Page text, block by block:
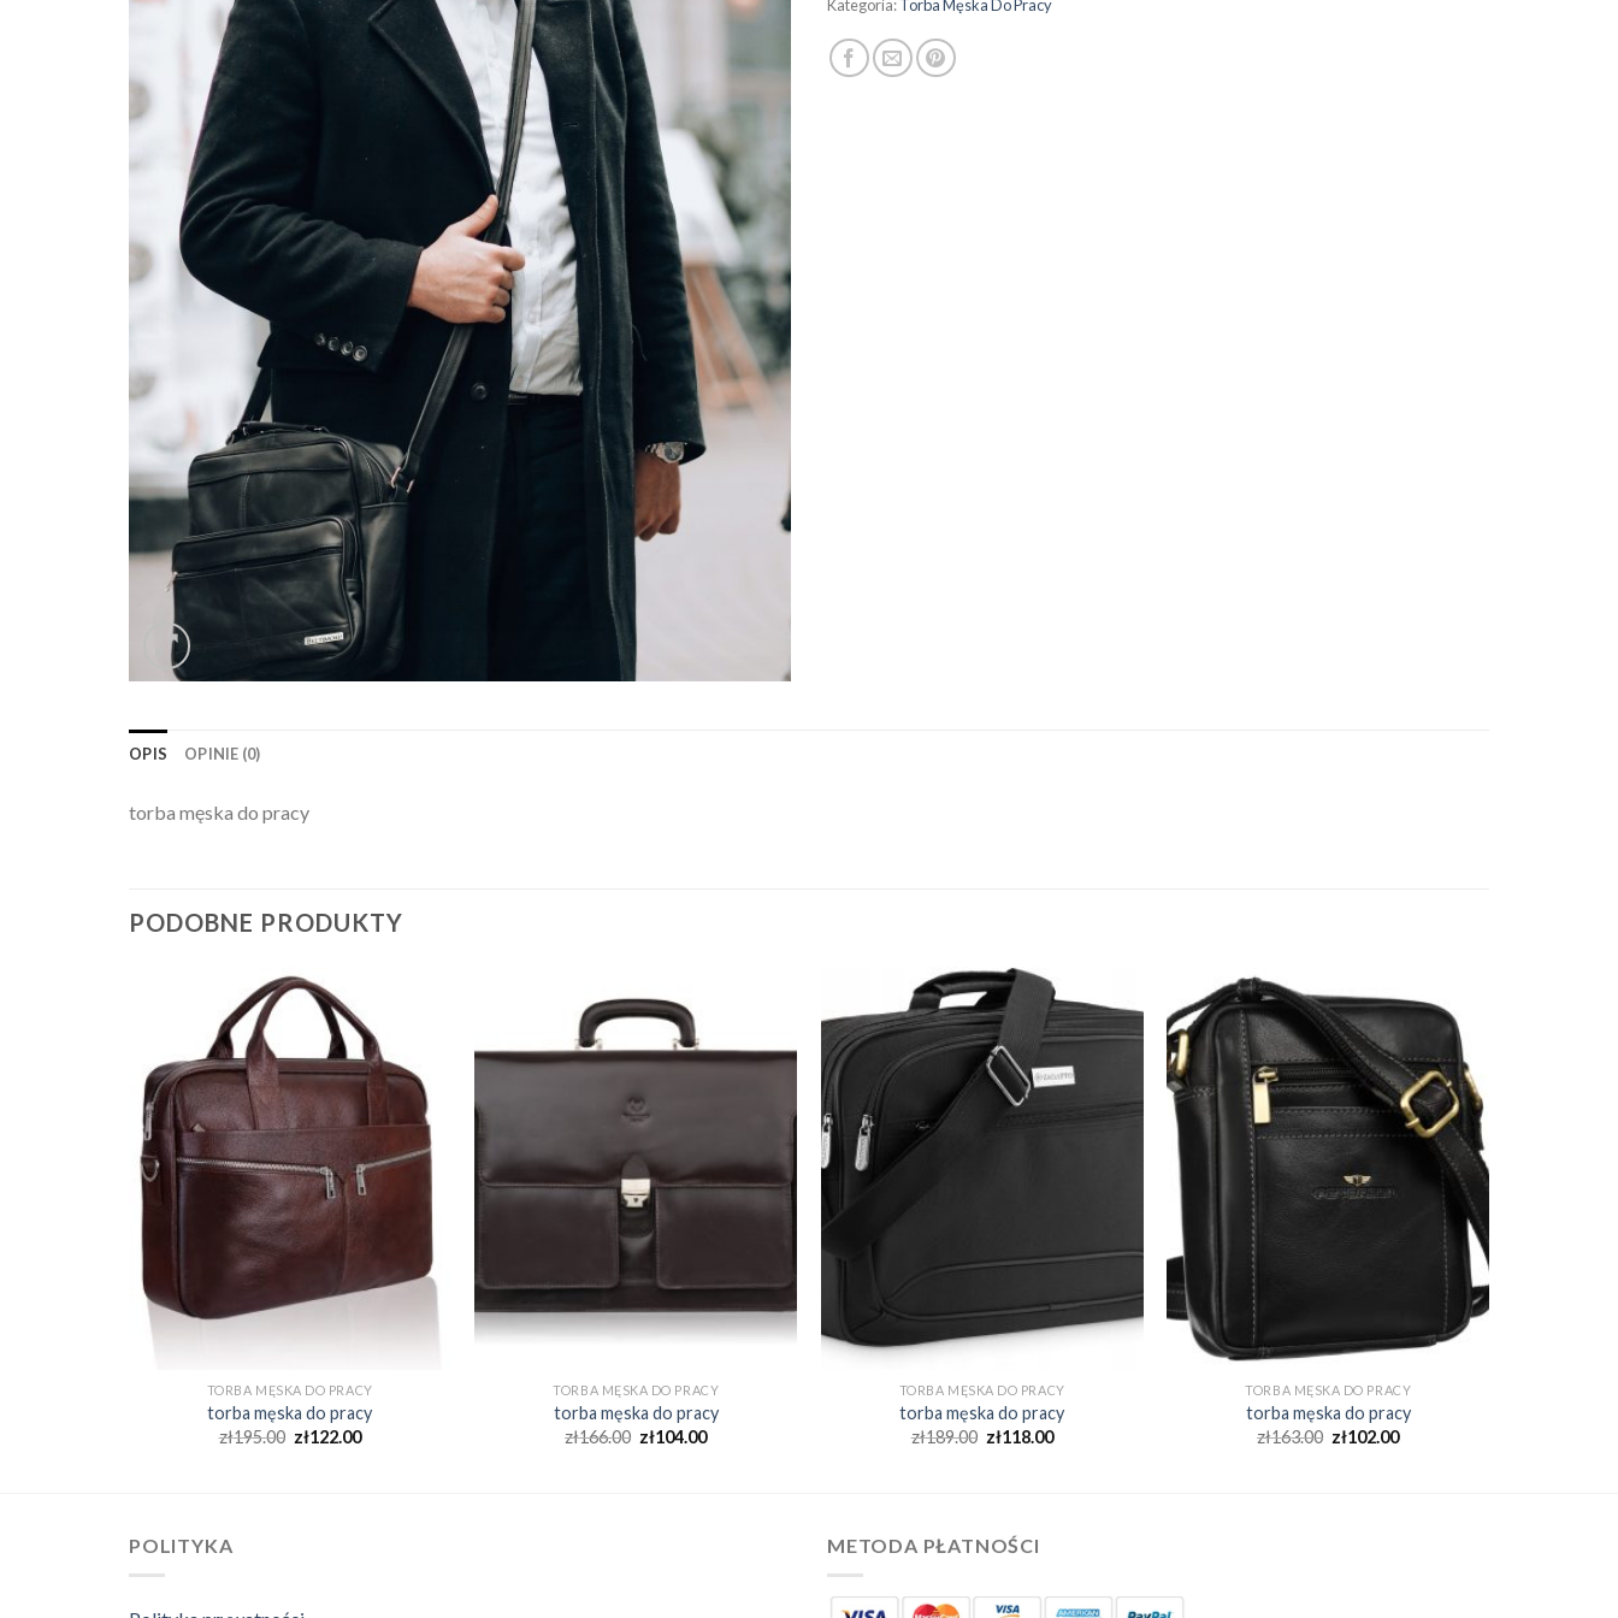
Kategoria:Torba Męska Do Pracy
OPIS OPINIE (0)
torba męska do pracy
PODOBNE PRODUKTY
TORBA MĘSKA DO PRACY
torba męska do pracy
zł195.00 zł122.00
TORBA MĘSKA DO PRACY
torba męska do pracy
zł166.00 zł104.00
TORBA MĘSKA DO PRACY
torba męska do pracy
zł189.00 zł118.00
TORBA MĘSKA DO PRACY
torba męska do pracy
zł163.00 zł102.00
POLITYKA METODA PŁATNOŚCI